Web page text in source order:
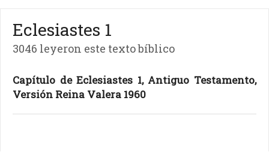
Eclesiastes 1
3046 leyeron este texto bíblico
Capítulo de Eclesiastes 1, Antiguo Testamento,
Versión Reina Valera 1960